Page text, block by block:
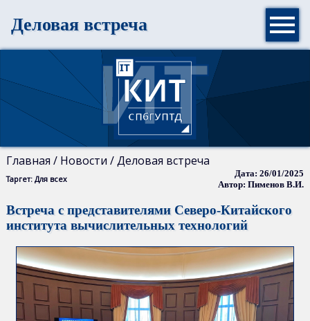

Деловая встреча
Главная
Новости
Контакты
История
кафедры
Учебные
классы
Преподаватели
Главная / Новости / Деловая встреча
Таргет: Для всех
Дата: 26/01/2025
Автор: Пименов В.И.
Встреча с представителями Северо-Китайского
института вычислительных технологий